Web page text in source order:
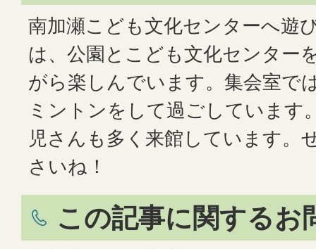
南加瀬こども文化センターへ遊
は、公園とこども文化センター
がら楽しんでいます。集会室で
ミントンをして過ごしています
児さんも多く来館しています。
さいね！
この記事に関するお